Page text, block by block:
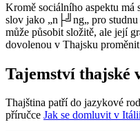
Kromě sociálního aspektu má
slov jako „n├╝ng„ pro studnu
může působit složitě, ale její
dovolenou v Thajsku
Tajemství thajské
Thajština patří do jazykové
příručce Jak se domluvit v